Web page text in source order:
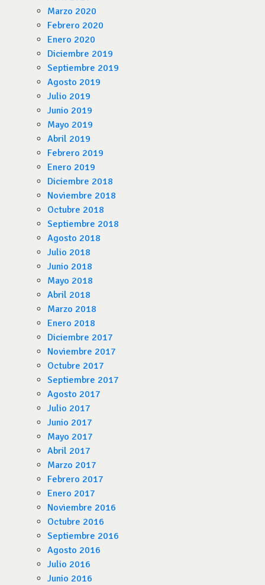
Marzo 2020
Febrero 2020
Enero 2020
Diciembre 2019
Septiembre 2019
Agosto 2019
Julio 2019
Junio 2019
Mayo 2019
Abril 2019
Febrero 2019
Enero 2019
Diciembre 2018
Noviembre 2018
Octubre 2018
Septiembre 2018
Agosto 2018
Julio 2018
Junio 2018
Mayo 2018
Abril 2018
Marzo 2018
Enero 2018
Diciembre 2017
Noviembre 2017
Octubre 2017
Septiembre 2017
Agosto 2017
Julio 2017
Junio 2017
Mayo 2017
Abril 2017
Marzo 2017
Febrero 2017
Enero 2017
Noviembre 2016
Octubre 2016
Septiembre 2016
Agosto 2016
Julio 2016
Junio 2016